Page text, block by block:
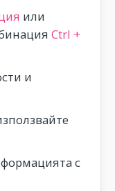
или
Ctrl +
и
с